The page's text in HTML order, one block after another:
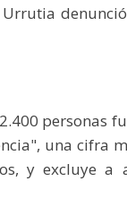
personas
una cifra
y excluye a